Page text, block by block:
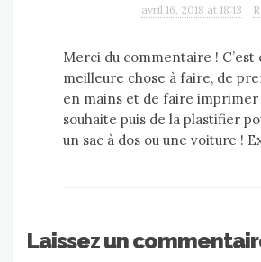
avril 16, 2018 at 18:13
Merci du commentaire !
meilleure chose à faire, de
en mains et de faire imprimer
souhaite puis de la plastifier
un sac à dos ou une voiture !
Laissez un